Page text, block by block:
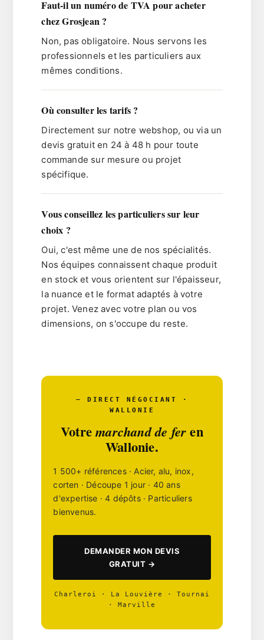
Faut-il un numéro de TVA pour acheter
chez Grosjean ?
Non, pas obligatoire. Nous servons les
professionnels et les particuliers aux
mêmes conditions.
Où consulter les tarifs ?
Directement sur notre webshop, ou via un
devis gratuit en 24 à 48 h pour toute
commande sur mesure ou projet
spécifique.
Vous conseillez les particuliers sur leur
choix ?
Oui, c'est même une de nos spécialités.
Nos équipes connaissent chaque produit
en stock et vous orientent sur l'épaisseur,
la nuance et le format adaptés à votre
projet. Venez avec votre plan ou vos
dimensions, on s'occupe du reste.
— DIRECT NÉGOCIANT ·
WALLONIE
Votremarchand de feren
Wallonie.
1 500+ références · Acier, alu, inox,
corten · Découpe 1 jour · 40 ans
d'expertise · 4 dépôts · Particuliers
bienvenus.
DEMANDER MON DEVIS
GRATUIT →
Charleroi · La Louvière · Tournai
· Marville